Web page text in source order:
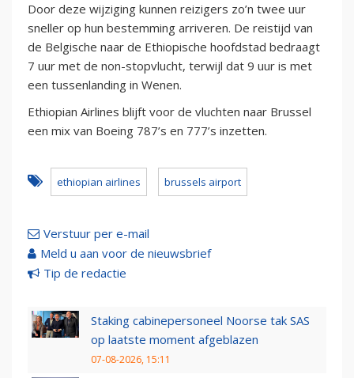
Door deze wijziging kunnen reizigers zo’n twee uur
sneller op hun bestemming arriveren. De reistijd van
de Belgische naar de Ethiopische hoofdstad bedraagt
7 uur met de non-stopvlucht, terwijl dat 9 uur is met
een tussenlanding in Wenen.
Ethiopian Airlines blijft voor de vluchten naar Brussel
een mix van Boeing 787’s en 777’s inzetten.
ethiopian airlines brussels airport
Verstuur per e-mail
Meld u aan voor de nieuwsbrief
Tip de redactie
Staking cabinepersoneel Noorse tak SAS
op laatste moment afgeblazen
07-08-2026, 15:11